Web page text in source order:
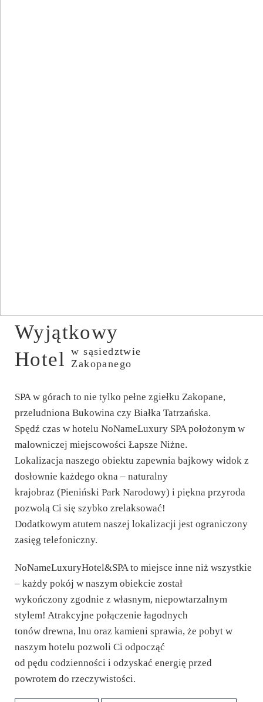
Wyjątkowy
Hotel
w sąsiedztwie
Zakopanego
SPA w górach to nie tylko pełne zgiełku Zakopane,
przeludniona Bukowina czy Białka Tatrzańska.
Spędź czas w hotelu NoNameLuxury SPA położonym w
malowniczej miejscowości Łapsze Niżne.
Lokalizacja naszego obiektu zapewnia bajkowy widok z
dosłownie każdego okna – naturalny
krajobraz (Pieniński Park Narodowy) i piękna przyroda
pozwolą Ci się szybko zrelaksować!
Dodatkowym atutem naszej lokalizacji jest ograniczony
zasięg telefoniczny.
NoNameLuxuryHotel&SPA to miejsce inne niż wszystkie
– każdy pokój w naszym obiekcie został
wykończony zgodnie z własnym, niepowtarzalnym
stylem! Atrakcyjne połączenie łagodnych
tonów drewna, lnu oraz kamieni sprawia, że pobyt w
naszym hotelu pozwoli Ci odpocząć
od pędu codzienności i odzyskać energię przed
powrotem do rzeczywistości.